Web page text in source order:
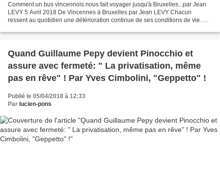
Comment un bus vincennois nous fait voyager jusqu'à Bruxelles...par Jean
LEVY 5 Avril 2018 De Vincennes à Bruxelles par Jean LEVY Chacun
ressent au quotidien une détérioration continue de ses conditions de vie. Par
Quand Guillaume Pepy devient Pinocchio et
assure avec fermeté: " La privatisation, même
pas en rêve" ! Par Yves Cimbolini, "Geppetto" !
Publié le 05/04/2018 à 12:33
Par lucien-pons